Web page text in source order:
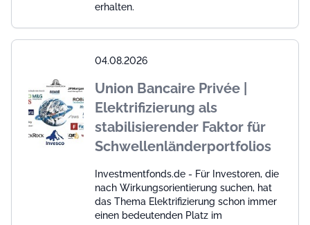
erhalten.
04.08.2026
Union Bancaire Privée |
Elektrifizierung als
stabilisierender Faktor für
Schwellenländerportfolios
Investmentfonds.de - Für Investoren, die
nach Wirkungsorientierung suchen, hat
das Thema Elektrifizierung schon immer
einen bedeutenden Platz im